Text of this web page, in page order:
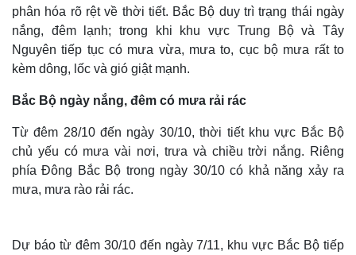
phân hóa rõ rệt về thời tiết. Bắc Bộ duy trì trạng thái ngày
nắng, đêm lạnh; trong khi khu vực Trung Bộ và Tây
Nguyên tiếp tục có mưa vừa, mưa to, cục bộ mưa rất to
kèm dông, lốc và gió giật mạnh.
Bắc Bộ ngày nắng, đêm có mưa rải rác
Từ đêm 28/10 đến ngày 30/10, thời tiết khu vực Bắc Bộ
chủ yếu có mưa vài nơi, trưa và chiều trời nắng. Riêng
phía Đông Bắc Bộ trong ngày 30/10 có khả năng xảy ra
mưa, mưa rào rải rác.
Dự báo từ đêm 30/10 đến ngày 7/11, khu vực Bắc Bộ tiếp